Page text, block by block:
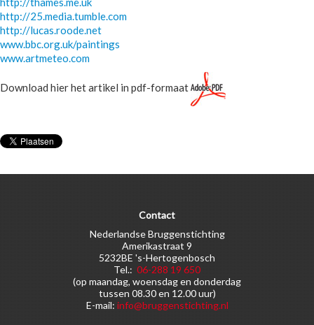
http://25.media.tumble.com
http://lucas.roode.net
www.bbc.org.uk/paintings
www.artmeteo.com
Download hier het artikel in pdf-formaat
Contact
Nederlandse Bruggenstichting
Amerikastraat 9
5232BE 's-Hertogenbosch
Tel.: 06-288 19 650
(op maandag, woensdag en donderdag
tussen 08.30 en 12.00 uur)
E-mail: info@bruggenstichting.nl